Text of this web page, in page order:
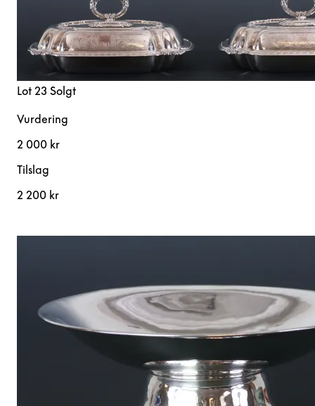
Lot 23 Solgt
Vurdering
2 000 kr
Tilslag
2 200 kr